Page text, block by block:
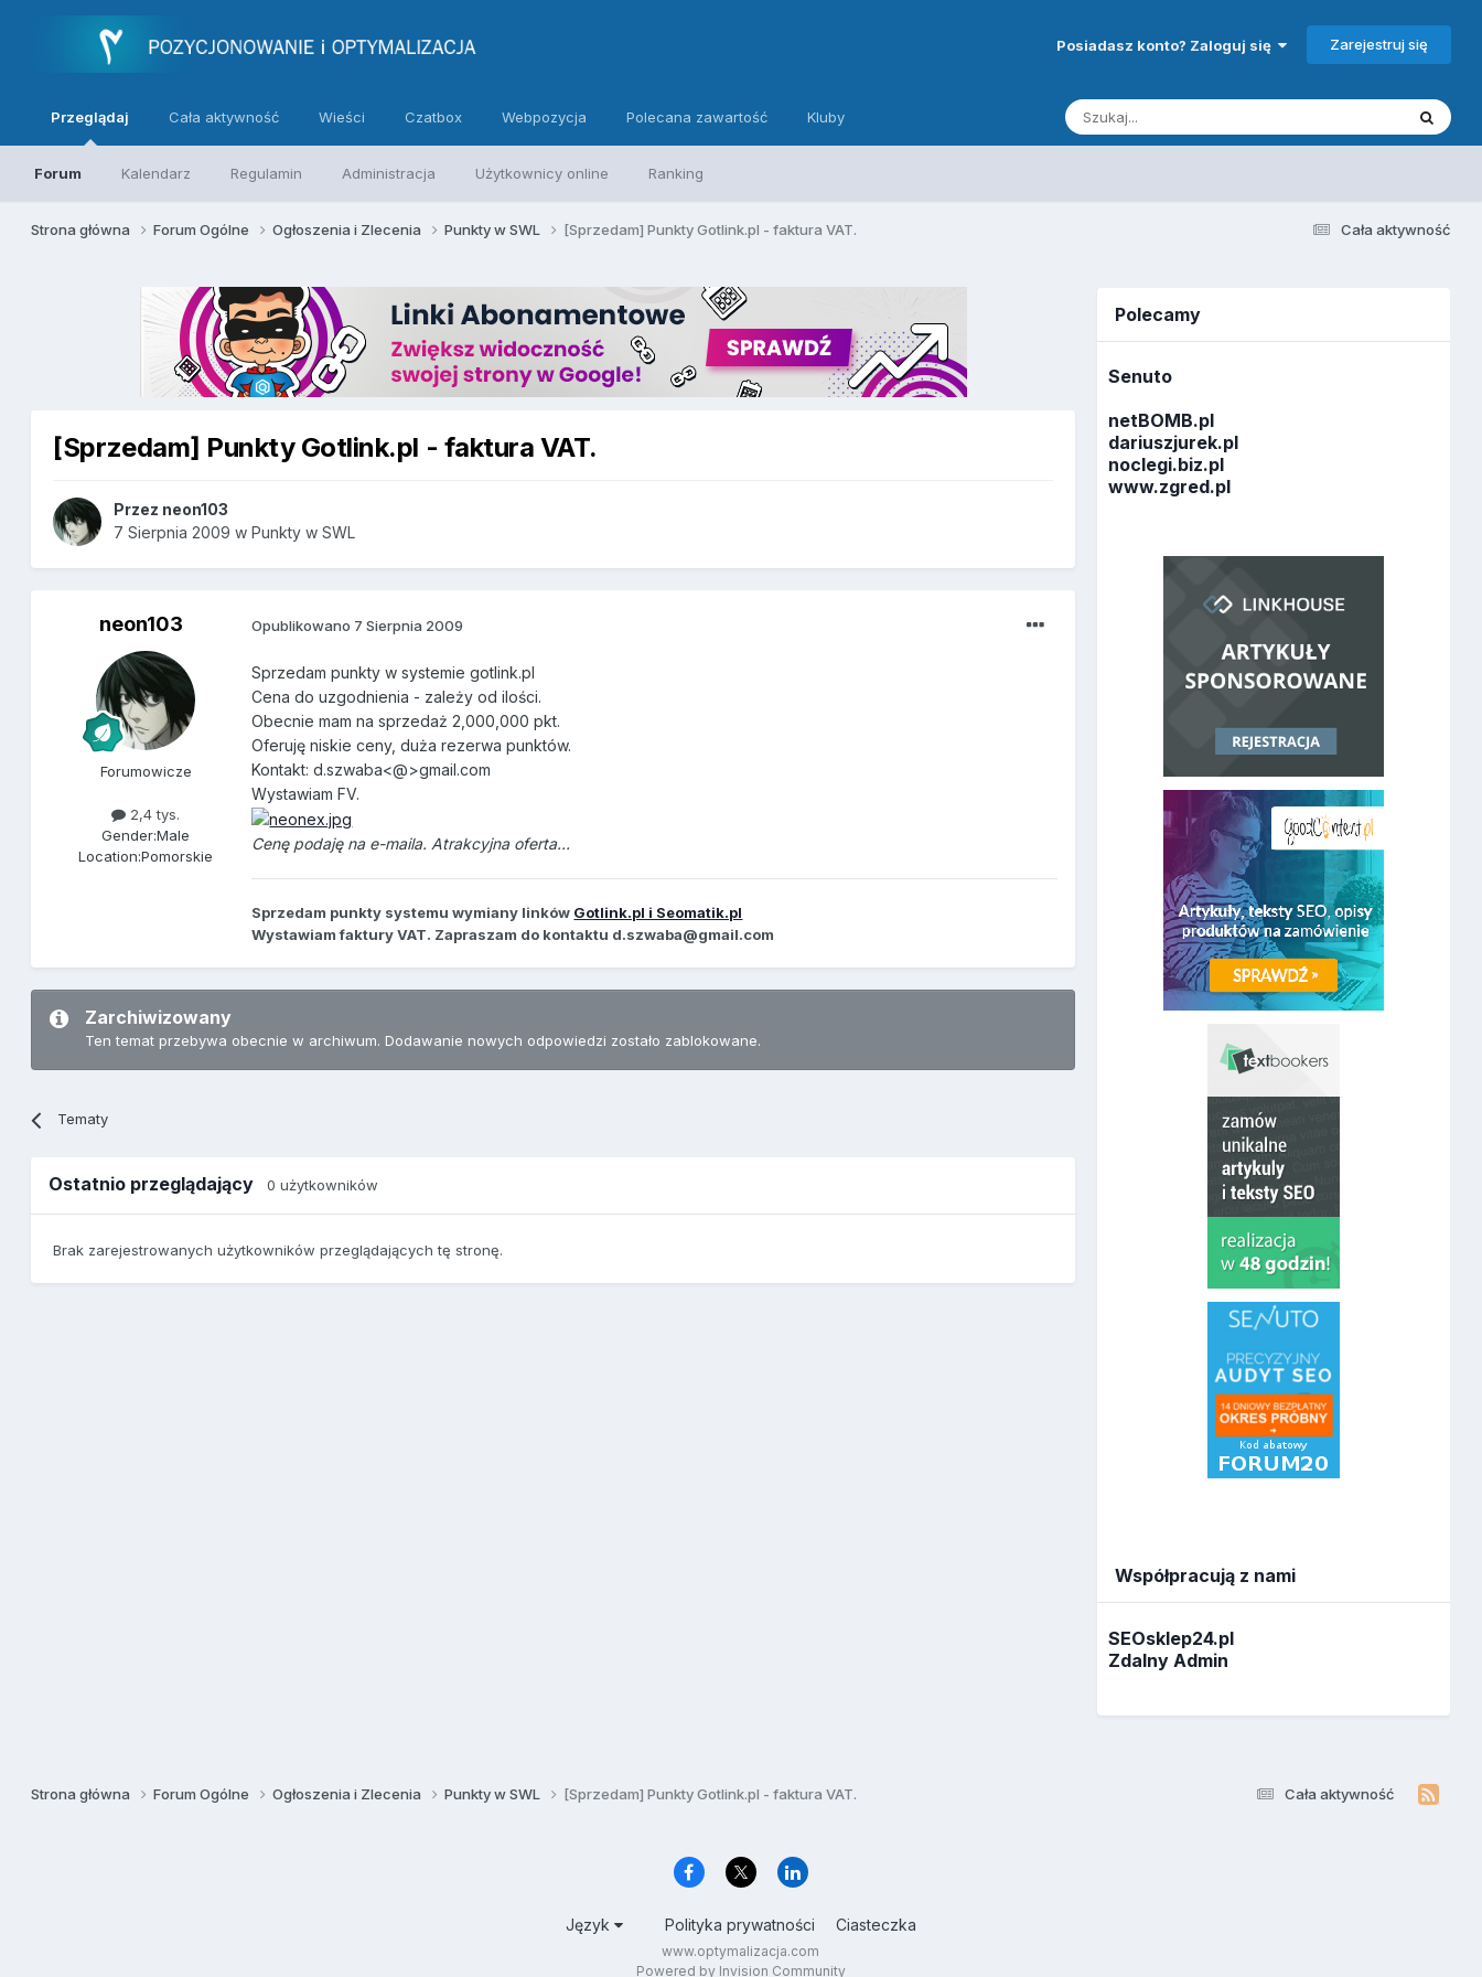
Posiadasz konto? Zaloguj się Zarejestruj się
Przeglądaj
Forum Kalendarz Regulamin Administracja Użytkownicy online Ranking
Cała aktywność Wieści Czatbox Webpozycja Polecana zawartość Kluby
Cała aktywność
Strona główna Forum Ogólne Ogłoszenia i Zlecenia Punkty w SWL [Sprzedam] Punkty Gotlink.pl - faktura VAT.
[Sprzedam] Punkty Gotlink.pl - faktura VAT.
Przez neon103
7 Sierpnia 2009 wPunkty w SWL
neon103
Forumowicze
2,4 tys.
Gender:Male
Location:Pomorskie
Opublikowano 7 Sierpnia 2009
Sprzedam punkty w systemie gotlink.pl
Cena do uzgodnienia - zależy od ilości.
Obecnie mam na sprzedaż 2,000,000 pkt.
Oferuję niskie ceny, duża rezerwa punktów.
Kontakt: d.szwaba<@>gmail.com
Wystawiam FV.
Cenę podaję na e-maila. Atrakcyjna oferta...
Sprzedam punkty systemu wymiany linków Gotlink.pl i Seomatik.pl
Wystawiam faktury VAT. Zapraszam do kontaktu d.szwaba@gmail.com
Zarchiwizowany
Ten temat przebywa obecnie w archiwum. Dodawanie nowych odpowiedzi zostało zablokowane.
Tematy
Ostatnio przeglądający0 użytkowników
Brak zarejestrowanych użytkowników przeglądających tę stronę.
Polecamy
Senuto
netBOMB.pl
dariuszjurek.pl
noclegi.biz.pl
www.zgred.pl
Współpracują z nami
SEOsklep24.pl
Zdalny Admin
Cała aktywność
Strona główna Forum Ogólne Ogłoszenia i Zlecenia Punkty w SWL [Sprzedam] Punkty Gotlink.pl - faktura VAT.
Język Polityka prywatności Ciasteczka
www.optymalizacja.com
Powered by Invision Community